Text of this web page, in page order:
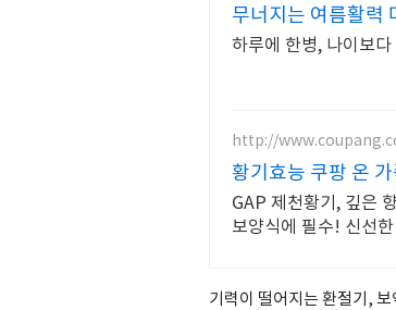
무너지는 여름활력
하루에 한병, 나이보
http://
황기효능 쿠팡 온
GAP 제천황기, 깊은
보양식에 필수! 신선
기력이 떨어지는 환절기,